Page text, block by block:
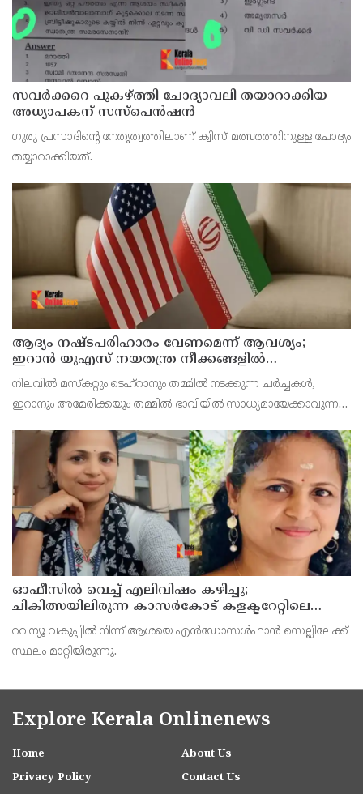
സവര്‍ക്കറെ പുകഴ്ത്തി ചോദ്യാവലി തയാറാക്കിയ
അധ്യാപകന് സസ്‌പെന്‍ഷന്‍
ഗുരു പ്രസാദിന്റെ നേതൃത്വത്തിലാണ് ക്വിസ് മത്സരത്തിനുള്ള ചോദ്യം
തയ്യാറാക്കിയത്.
ആദ്യം നഷ്ടപരിഹാരം വേണമെന്ന് ആവശ്യം;
ഇറാന്‍ യുഎസ് നയതന്ത്ര നീക്കങ്ങളില്‍
അനിശ്ചിതത്വം
നിലവില്‍ മസ്‌കറ്റും ടെഹ്റാനും തമ്മില്‍ നടക്കുന്ന ചര്‍ച്ചകള്‍,
ഇറാനും അമേരിക്കയും തമ്മില്‍ ഭാവിയില്‍ സാധ്യമായേക്കാവുന്ന
കാണുന്നത്.
ഓഫീസില്‍ വെച്ച് എലിവിഷം കഴിച്ചു;
ചികിത്സയിലിരുന്ന കാസര്‍കോട് കളക്ടറേറ്റിലെ
സീനിയര്‍ ക്ലര്‍ക്ക് മരിച്ചു
റവന്യൂ വകുപ്പില്‍ നിന്ന് ആശയെ എന്‍ഡോസള്‍ഫാന്‍ സെല്ലിലേക്ക്
സ്ഥലം മാറ്റിയിരുന്നു.
Explore Kerala Onlinenews
Home
About Us
Privacy Policy
Contact Us